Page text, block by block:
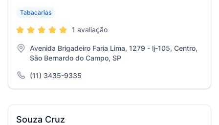
Tabacarias
1 avaliação
Avenida Brigadeiro Faria Lima, 1279 - lj-105, Centro,
São Bernardo do Campo, SP
(11) 3435-9335
Souza Cruz